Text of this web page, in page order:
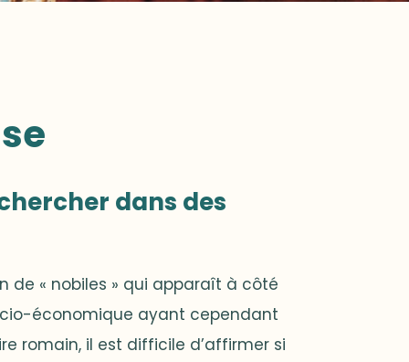
dans des
de « nobiles » qui apparaît à côté
économique ayant cependant
romain, il est difficile d’affirmer si